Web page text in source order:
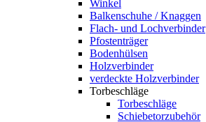
Winkel
Balkenschuhe / Knaggen
Flach- und Lochverbinder
Pfostenträger
Bodenhülsen
Holzverbinder
verdeckte Holzverbinder
Torbeschläge
Torbeschläge
Schiebetorzubehör